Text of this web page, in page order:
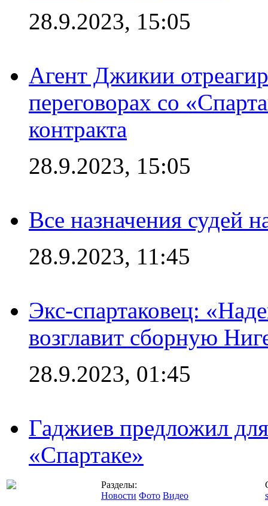
28.9.2023, 15:05
Агент Джикии
переговорах со
контракта
28.9.2023, 15:05
Все назначения судей
28.9.2023, 11:45
Экс-спартаковец:
возглавит сборную
28.9.2023, 01:45
Гаджиев предложил
«Спартаке»
Разделы:
Новости Фото Видео